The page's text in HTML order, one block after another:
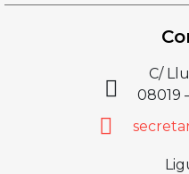
C/
08019